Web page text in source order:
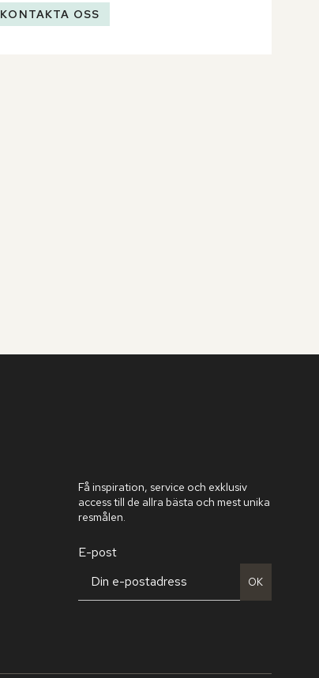
KONTAKTA OSS
Få inspiration, service och exklusiv
access till de allra bästa och mest unika
resmålen.
E-post
OK